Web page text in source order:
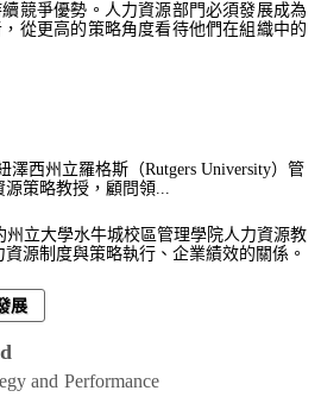
競爭優勢。人力資源部門必須發展成為
從更高的策略角度看待他們在組織中的
澤西州立羅格斯（Rutgers University）管
策略教授，顧問領...
州立大學水牛城校區管理學院人力資源教
源制度與策略執行、企業績效的關係。
展
and Performance